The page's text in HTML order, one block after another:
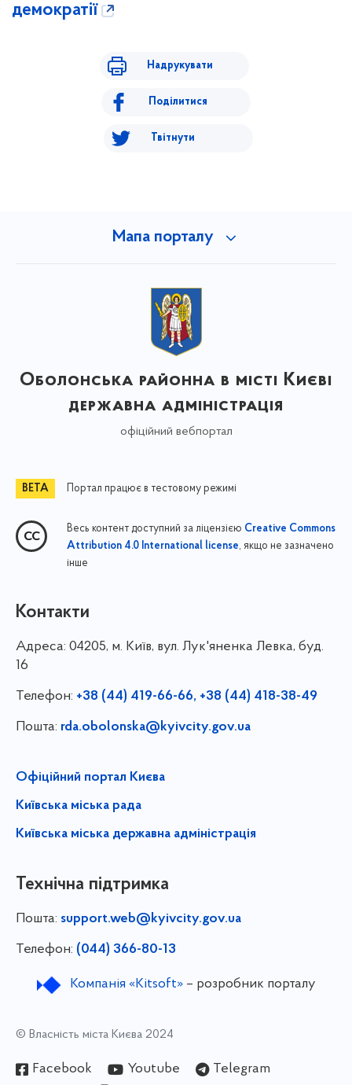
демократії
Надрукувати
Поділитися
Твітнути
Мапа порталу
Оболонська районна в місті Києві
державна адміністрація
офіційний вебпортал
Портал працює в тестовому режимі
Весь контент доступний за ліцензією Creative Commons
Attribution 4.0 International license, якщо не зазначено
інше
Контакти
Адреса: 04205, м. Київ, вул. Лук'яненка Левка, буд.
16
Телефон: +38 (44) 419-66-66, +38 (44) 418-38-49
Пошта: rda.obolonska@kyivcity.gov.ua
Офіційний портал Києва
Київська міська рада
Київська міська державна адміністрація
Технічна підтримка
Пошта: support.web@kyivcity.gov.ua
Телефон: (044) 366-80-13
Компанія «Kitsoft»– розробник порталу
© Власність міста Києва 2024
Facebook Youtube
Telegram